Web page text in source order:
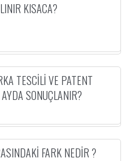
KISACA?
TESCILI VE PATENT
SONUÇLANIR?
FARK NEDIR ?